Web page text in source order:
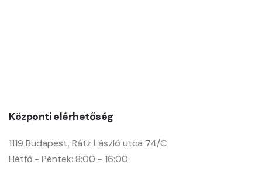
Központi elérhetőség
1119 Budapest, Rátz László utca 74/C
Hétfő - Péntek: 8:00 - 16:00